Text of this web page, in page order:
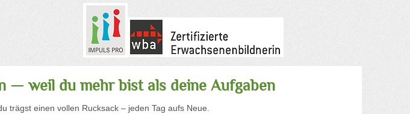
— weil du mehr bist als deine Aufgaben
trägst einen vollen Rucksack – jeden Tag aufs Neue.